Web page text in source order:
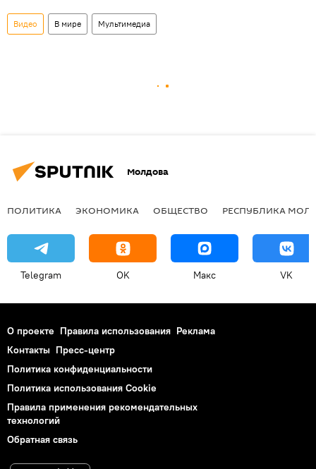
Видео В мире Мультимедиа
Молдова
ПОЛИТИКА ЭКОНОМИКА ОБЩЕСТВО РЕСПУБЛИКА
Telegram OK Макс VK
О проекте Правила использования Реклама
Контакты Пресс-центр
Политика конфиденциальности
Политика использования Cookie
Правила применения рекомендательных
технологий
Обратная связь